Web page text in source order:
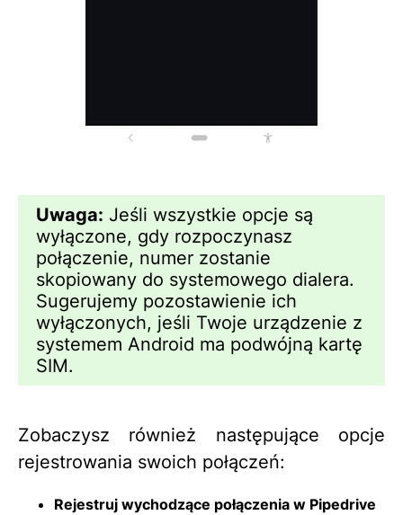
Uwaga: Jeśli wszystkie opcje są
wyłączone, gdy rozpoczynasz
połączenie, numer zostanie
skopiowany do systemowego dialera.
Sugerujemy pozostawienie ich
wyłączonych, jeśli Twoje urządzenie z
systemem Android ma podwójną kartę
SIM.
Zobaczysz również następujące opcje
rejestrowania swoich połączeń:
Rejestruj wychodzące połączenia w Pipedrive